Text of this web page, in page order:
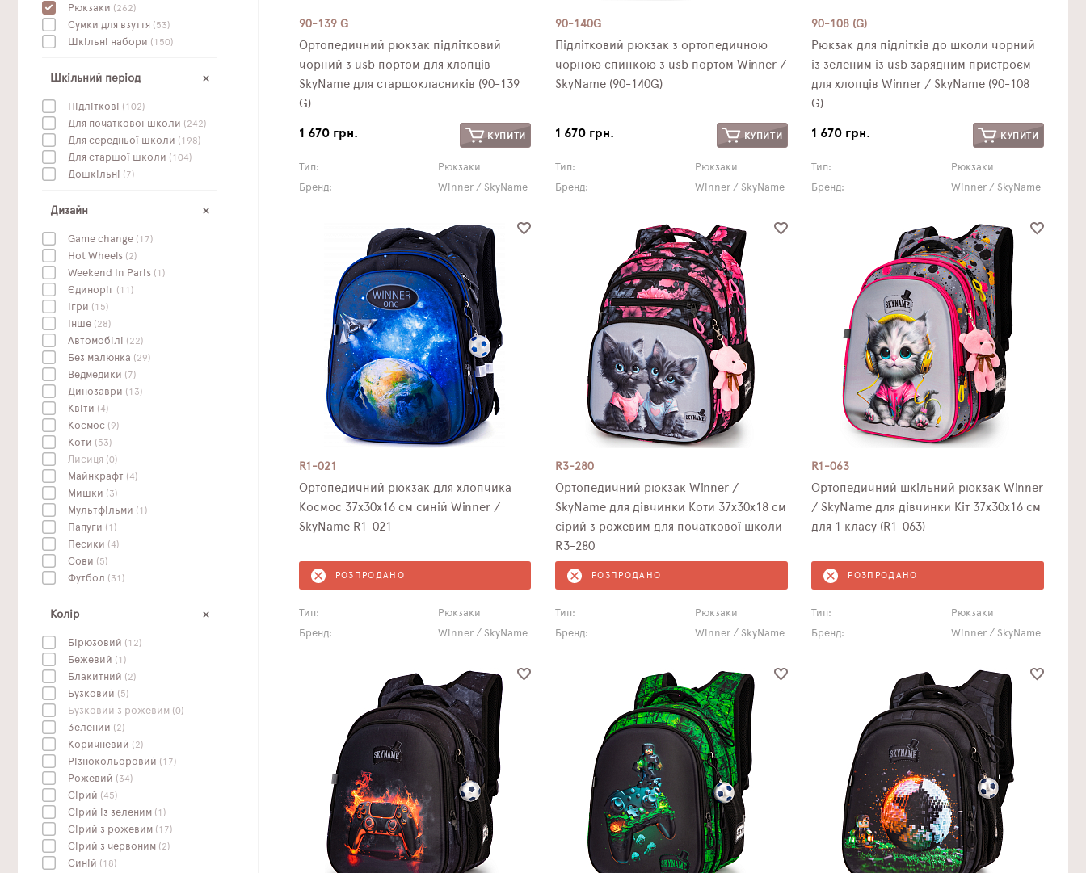
Рюкзаки (262)
Сумки для взуття (53)
Шкільні набори (150)
Шкільний період
Підліткові (102)
Для початкової школи (242)
Для середньої школи (198)
Для старшої школи (104)
Дошкільні (7)
Дизайн
Game change (17)
Hot Wheels (2)
Weekend In Paris (1)
Єдиноріг (11)
Ігри (15)
Інше (28)
Автомобілі (22)
Без малюнка (29)
Ведмедики (7)
Динозаври (13)
Квіти (4)
Космос (9)
Коти (53)
Лисиця (0)
Майнкрафт (4)
Мишки (3)
Мультфільми (1)
Папуги (1)
Песики (4)
Сови (5)
Футбол (31)
Колір
Бірюзовий (12)
Бежевий (1)
Блакитний (2)
Бузковий (5)
Бузковий з рожевим (0)
Зелений (2)
Коричневий (2)
Різнокольоровий (17)
Рожевий (34)
Сірий (45)
Сірий із зеленим (1)
Сірий з рожевим (17)
Сірий з червоним (2)
Синій (18)
90-139 G
Ортопедичний рюкзак підлітковий
чорний з usb портом для хлопців
SkyName для старшокласників (90-139
G)
1 670 грн. КУПИТИ
Тип:
Рюкзаки
Бренд:
Winner / SkyName
90-140G
Підлітковий рюкзак з ортопедичною
чорною спинкою з usb портом Winner /
SkyName (90-140G)
1 670 грн. КУПИТИ
Тип:
Рюкзаки
Бренд:
Winner / SkyName
90-108 (G)
Рюкзак для підлітків до школи чорний
із зеленим із usb зарядним пристроєм
для хлопців Winner / SkyName (90-108
G)
1 670 грн. КУПИТИ
Тип:
Рюкзаки
Бренд:
Winner / SkyName
R1-021
Ортопедичний рюкзак для хлопчика
Космос 37х30х16 см синій Winner /
SkyName R1-021
РОЗПРОДАНО
Тип:
Рюкзаки
Бренд:
Winner / SkyName
R3-280
Ортопедичний рюкзак Winner /
SkyName для дівчинки Коти 37х30х18 см
сірий з рожевим для початкової школи
R3-280
РОЗПРОДАНО
Тип:
Рюкзаки
Бренд:
Winner / SkyName
R1-063
Ортопедичний шкільний рюкзак Winner
/ SkyName для дівчинки Кіт 37х30х16 см
для 1 класу (R1-063)
РОЗПРОДАНО
Тип:
Рюкзаки
Бренд:
Winner / SkyName